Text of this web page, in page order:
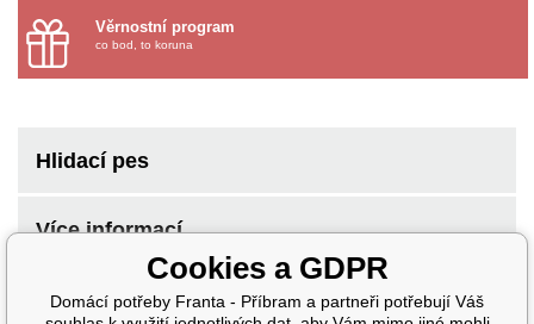
Věrnostní program
co bod, to koruna
Hlidací pes
Více informací
Cookies a GDPR
Domácí potřeby Franta - Příbram a partneři potřebují Váš